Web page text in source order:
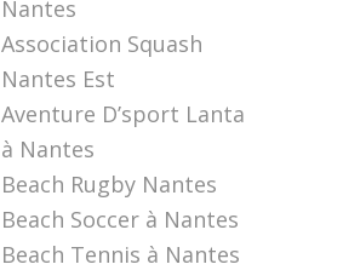
Nantes
Association Squash
Nantes Est
Aventure D’sport Lanta
à Nantes
Beach Rugby Nantes
Beach Soccer à Nantes
Beach Tennis à Nantes